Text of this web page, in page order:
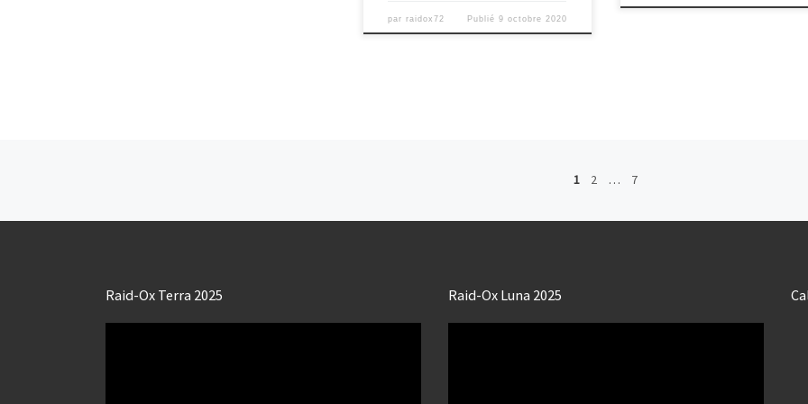
parraidox72 Publié 9 octobre 2020
1 2 … 7
Raid-Ox Terra 2025 Raid-Ox Luna 2025